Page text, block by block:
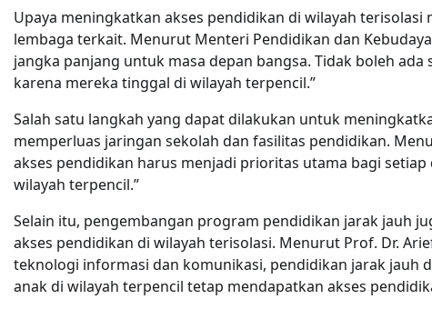
Upaya meningkatkan akses pendidikan di wilayah
lembaga terkait. Menurut Menteri Pendidikan dan
jangka panjang untuk masa depan bangsa. Tidak boleh
karena mereka tinggal di wilayah terpencil.”
Salah satu langkah yang dapat dilakukan untuk
memperluas jaringan sekolah dan fasilitas pendidikan.
akses pendidikan harus menjadi prioritas utama bagi
wilayah terpencil.”
Selain itu, pengembangan program pendidikan jarak jauh
akses pendidikan di wilayah terisolasi. Menurut Prof. Dr.
teknologi informasi dan komunikasi, pendidikan jarak
anak di wilayah terpencil tetap mendapatkan akses